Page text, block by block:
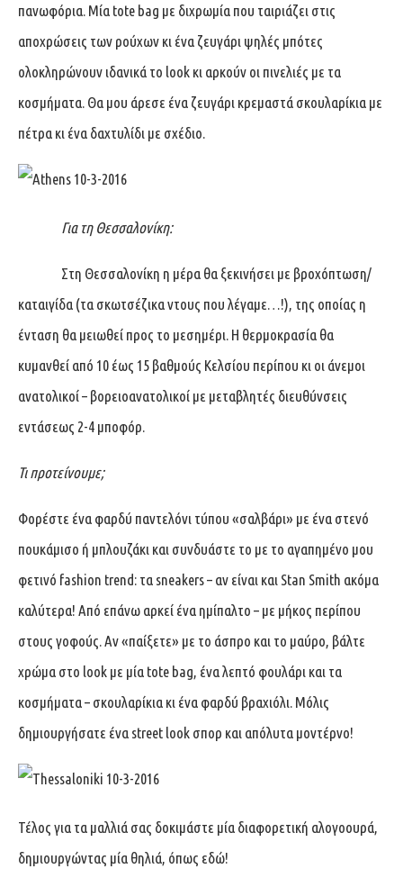
πανωφόρια. Μία tote bag με διχρωμία που ταιριάζει στις
αποχρώσεις των ρούχων κι ένα ζευγάρι ψηλές μπότες
ολοκληρώνουν ιδανικά το look κι αρκούν οι πινελιές με τα
κοσμήματα. Θα μου άρεσε ένα ζευγάρι κρεμαστά σκουλαρίκια με
πέτρα κι ένα δαχτυλίδι με σχέδιο.
Για τη Θεσσαλονίκη:
Στη Θεσσαλονίκη η μέρα θα ξεκινήσει με βροχόπτωση/
καταιγίδα (τα σκωτσέζικα ντους που λέγαμε…!), της οποίας η
ένταση θα μειωθεί προς το μεσημέρι. Η θερμοκρασία θα
κυμανθεί από 10 έως 15 βαθμούς Κελσίου περίπου κι οι άνεμοι
ανατολικοί – βορειοανατολικοί με μεταβλητές διευθύνσεις
εντάσεως 2-4 μποφόρ.
Τι προτείνουμε;
Φορέστε ένα φαρδύ παντελόνι τύπου «σαλβάρι» με ένα στενό
πουκάμισο ή μπλουζάκι και συνδυάστε το με το αγαπημένο μου
φετινό fashion trend: τα sneakers – αν είναι και Stan Smith ακόμα
καλύτερα! Από επάνω αρκεί ένα ημίπαλτο – με μήκος περίπου
στους γοφούς. Αν «παίξετε» με το άσπρο και το μαύρο, βάλτε
χρώμα στο look με μία tote bag, ένα λεπτό φουλάρι και τα
κοσμήματα – σκουλαρίκια κι ένα φαρδύ βραχιόλι. Μόλις
δημιουργήσατε ένα street look σπορ και απόλυτα μοντέρνο!
Τέλος για τα μαλλιά σας δοκιμάστε μία διαφορετική αλογοουρά,
δημιουργώντας μία θηλιά, όπως εδώ!